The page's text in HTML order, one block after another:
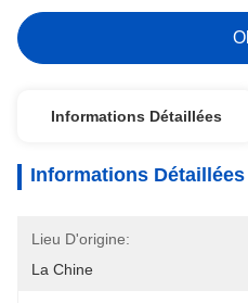
Informations Détaillées
Informations Détaillées
Lieu D'origine:
La Chine